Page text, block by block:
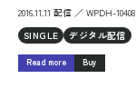
2016.11.11 配信 ／ WPDH-10408
SINGLE
デジタル配信
Read more Buy